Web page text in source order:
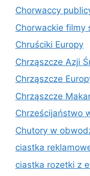
Chorwaccy
Chorwackie filmy
Chruściki Europy
Chrząszcze Azji
Chrząszcze
Chrząszcze
Chrześcijaństwo
Chutory w
ciastka
ciastka rozetki z